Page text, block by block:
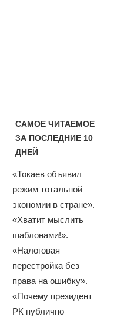
САМОЕ ЧИТАЕМОЕ
ЗА ПОСЛЕДНИЕ 10
ДНЕЙ
«Токаев объявил
режим тотальной
экономии в стране».
«Хватит мыслить
шаблонами!».
«Налоговая
перестройка без
права на ошибку».
«Почему президент
РК публично